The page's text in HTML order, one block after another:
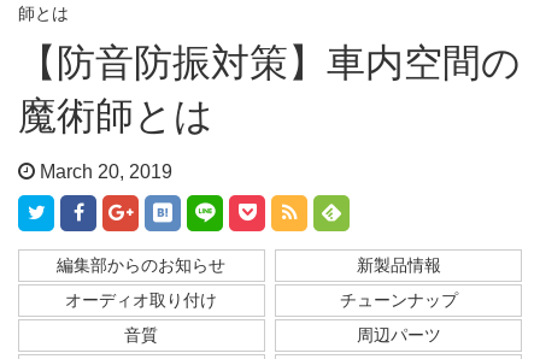
師とは
【防音防振対策】車内空間の
魔術師とは
March 20, 2019
編集部からのお知らせ
新製品情報
オーディオ取り付け
チューンナップ
音質
周辺パーツ